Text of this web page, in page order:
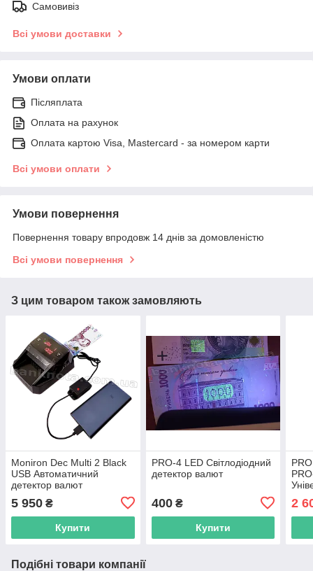
Самовивіз
Всі умови доставки
Умови оплати
Післяплата
Оплата на рахунок
Оплата картою Visa, Mastercard - за номером карти
Всі умови оплати
Умови повернення
Повернення товару впродовж 14 днів за домовленістю
Всі умови повернення
З цим товаром також замовляють
Moniron Dec Multi 2 Black
USB Автоматичний
детектор валют
5 950 ₴
Купити
PRO-4 LED Світлодіодний
детектор валют
400₴
Купити
2
Подібні товари компанії